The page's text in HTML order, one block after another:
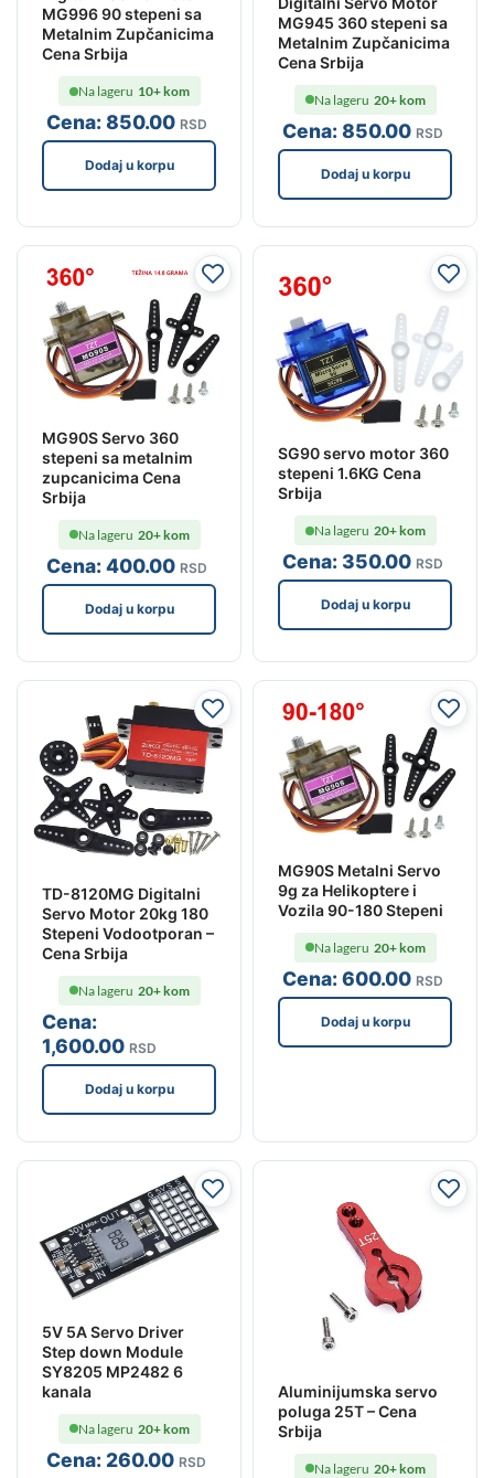
MG996 90 stepeni sa
Metalnim Zupčanicima
Cena Srbija
Cena:850.00 RSD
Na lageru 10+ kom
Dodaj u korpu
MG945 360 stepeni sa
Metalnim Zupčanicima
Cena Srbija
Cena:850.00 RSD
Na lageru 20+ kom
Dodaj u korpu
MG90S Servo 360
stepeni sa metalnim
zupcanicima Cena
Srbija
Cena:400.00 RSD
Na lageru 20+ kom
Dodaj u korpu
SG90 servo motor 360
stepeni 1.6KG Cena
Srbija
Cena:350.00 RSD
Na lageru 20+ kom
Dodaj u korpu
TD-8120MG Digitalni
Servo Motor 20kg 180
Stepeni Vodootporan –
Cena Srbija
Cena:
1,600.00 RSD
Na lageru 20+ kom
Dodaj u korpu
MG90S Metalni Servo
9g za Helikoptere i
Vozila 90-180 Stepeni
Cena:600.00 RSD
Na lageru 20+ kom
Dodaj u korpu
5V 5A Servo Driver
Step down Module
SY8205 MP2482 6
kanala
Cena: 260.00 RSD
Na lageru 20+ kom
Aluminijumska servo
poluga 25T – Cena
Srbija
Na lageru 20+ kom